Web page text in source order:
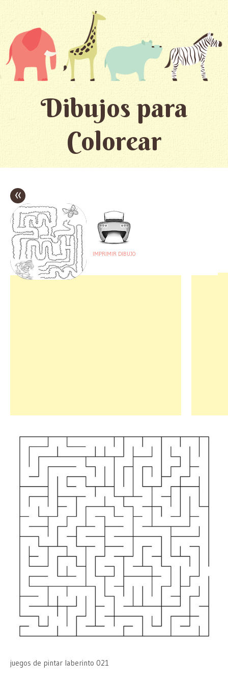
Dibujos para
Colorear
«
IMPRIMIR DIBUJO
juegos de pintar laberinto 021